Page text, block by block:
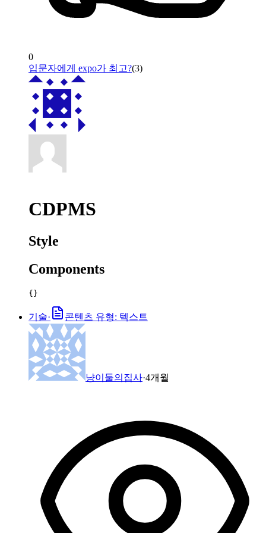
0
입문자에게 expo가 최고?(3)
CDPMS
Style
Components
{}
기술· 콘텐츠 유형: 텍스트
냥이둘의집사·4개월